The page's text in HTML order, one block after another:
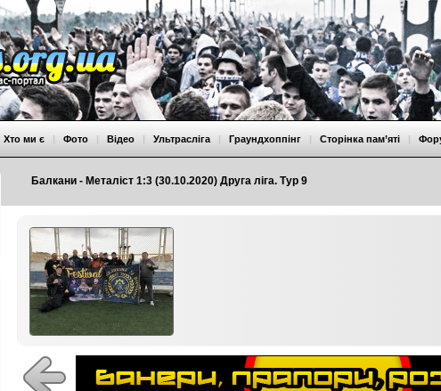
Балкани - Металіст 1:3 (30.10.2020) Друга ліга. Тур 9
Хто ми є | Фото | Відео | Ультрасліга | Граундхоппінг | Сторінка пам’яті |